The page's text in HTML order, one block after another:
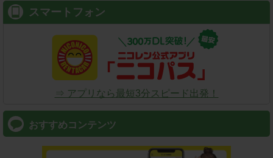
スマートフォン
⇒ アプリなら最短3分スピード出発！
おすすめコンテンツ